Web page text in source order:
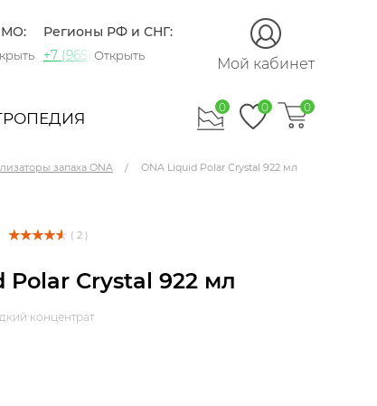
МО:
60-15
Регионы РФ и СНГ:
+7 (965) 420-10-10
Открыть Мой кабинет
0 0 0
запаха ONA ONA Liquid Polar Crystal 922 мл
( 2 )
Polar Crystal 922 мл
концентрат